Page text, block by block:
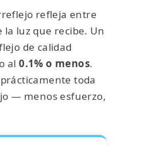
refleja entre
la luz que recibe. Un
de calidad
al0.1% o menos.
toda
— menos esfuerzo,